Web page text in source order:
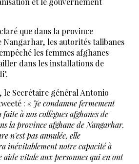
que dans la province
Nangarhar, les autorités talibanes
les femmes afghanes
dans les installations de
le Secrétaire général Antonio
: « Je condamne fermement
à nos collègues afghanes de
la province afghane de Nangarhar.
n'est pas annulée, elle
inévitablement notre capacité à
aide vitale aux personnes qui en ont